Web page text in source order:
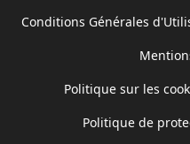
Conditions Générales
Politique sur les
Politique de